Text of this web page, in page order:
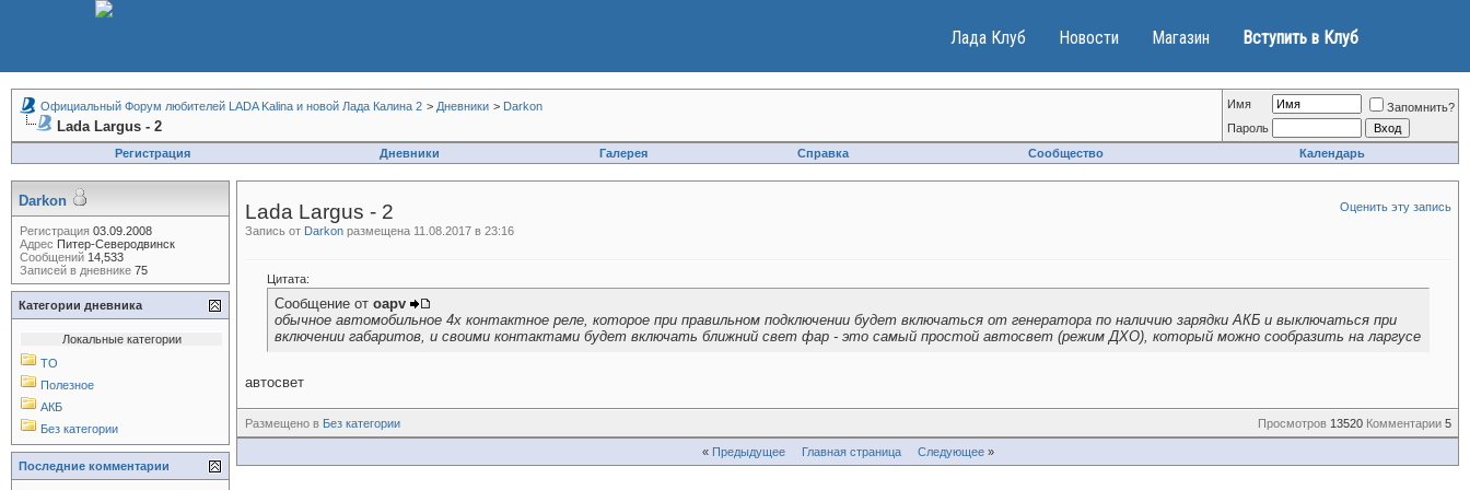
Лада Клуб Новости Магазин Вступить в Клуб
Официальный Форум любителей LADA Kalina и новой Лада Калина 2 > Дневники > Darkon
Lada Largus - 2
Имя
Запомнить?
Пароль
Регистрация
Дневники Галерея Справка Сообщество Календарь
Оценить эту запись
Lada Largus - 2
Запись от Darkon размещена 11.08.2017 в 23:16
Цитата:
Сообщение от oapv
обычное автомобильное 4х контактное реле, которое при правильном подключении будет включаться от генератора по наличию зарядки АКБ и выключаться при
включении габаритов, и своими контактами будет включать ближний свет фар - это самый простой автосвет (режим ДХО), который можно сообразить на ларгусе
автосвет
Размещено в Без категории Просмотров 13520 Комментарии 5
« Предыдущее Главная страница Следующее»
Darkon
Регистрация 03.09.2008
Адрес Питер-Северодвинск
Сообщений 14,533
Записей в дневнике 75
Категории дневника
Локальные категории
ТО
Полезное
АКБ
Без категории
Последние комментарии